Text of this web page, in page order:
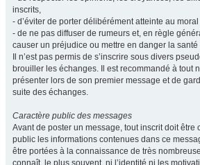
inscrits,
- d’éviter de porter délibérément atteinte au
- de ne pas diffuser de rumeurs et, en règle
causer un préjudice ou mettre en danger la
Il n’est pas permis de s’inscrire sous divers
brouiller les échanges. Il est recommandé à tout
présenter lors de son premier message et de
suite des échanges.
Caractère public des messages
Avant de poster un message, tout inscrit doit être
public les informations contenues dans ce
être portées à la connaissance de très
connaît, le plus souvent, ni l’identité ni les